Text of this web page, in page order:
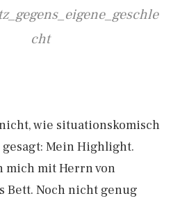
cht
wie situationskomisch
gesagt: Mein Highlight.
mich mit Herrn von
Bett. Noch nicht genug